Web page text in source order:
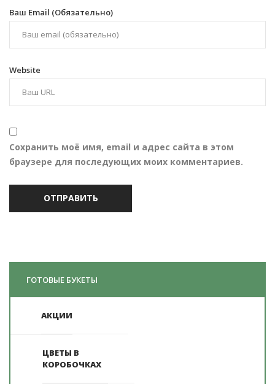
Ваш Email (обязательно)
Website
Сохранить моё имя, email и адрес сайта в этом
браузере для последующих моих комментариев.
ГОТОВЫЕ БУКЕТЫ
АКЦИИ
ЦВЕТЫ В
КОРОБОЧКАХ